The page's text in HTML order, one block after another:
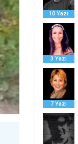
10 Yazı
3 Yazı
7 Yazı